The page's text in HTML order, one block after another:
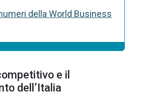
della World Business
e il
dell’Italia